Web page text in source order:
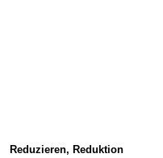
Reduzieren, Reduktion